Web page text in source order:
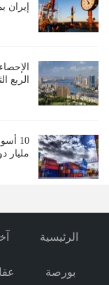
إيران
الربع
مليار
الرئيسية
بورصة